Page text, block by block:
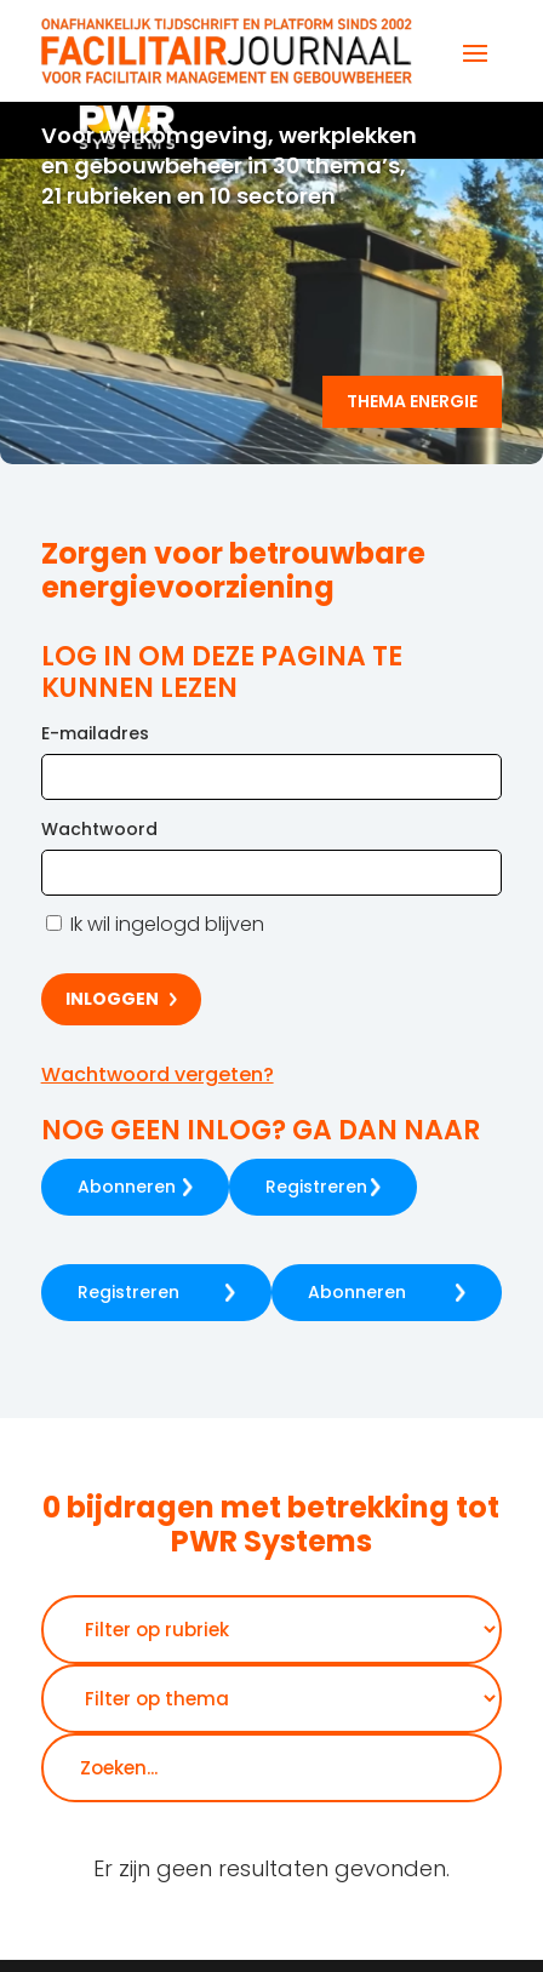
Voor werkomgeving, werkplekken
en gebouwbeheer in 30 thema’s,
21 rubrieken en 10 sectoren
THEMA ENERGIE
Zorgen voor betrouwbare
energievoorziening
LOG IN OM DEZE PAGINA TE
KUNNEN LEZEN
E-mailadres
Wachtwoord
Ik wil ingelogd blijven
Wachtwoord vergeten?
NOG GEEN INLOG? GA DAN NAAR
Abonneren Registreren
Registreren Abonneren
0 bijdragen met betrekking tot
PWR Systems
Er zijn geen resultaten gevonden.